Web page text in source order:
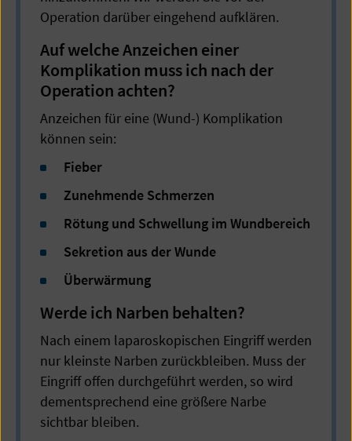
Operation darüber eingehend aufklären.
Auf welche Anzeichen einer
Komplikation muss ich nach der
Operation achten?
Anzeichen für eine (Wund-) Komplikation
können sein:
Fieber
Zunehmende Schmerzen
Rötung und Schwellung im Wundbereich
Sekretion aus der Wunde
Überwärmung
Werde ich Narben behalten?
Nach einem laparoskopischen Eingriff werden
nur kleinste Narben zurückbleiben. Muss der
Eingriff offen durchgeführt werden, so wird
dementsprechend eine größere Narbe
sichtbar bleiben.